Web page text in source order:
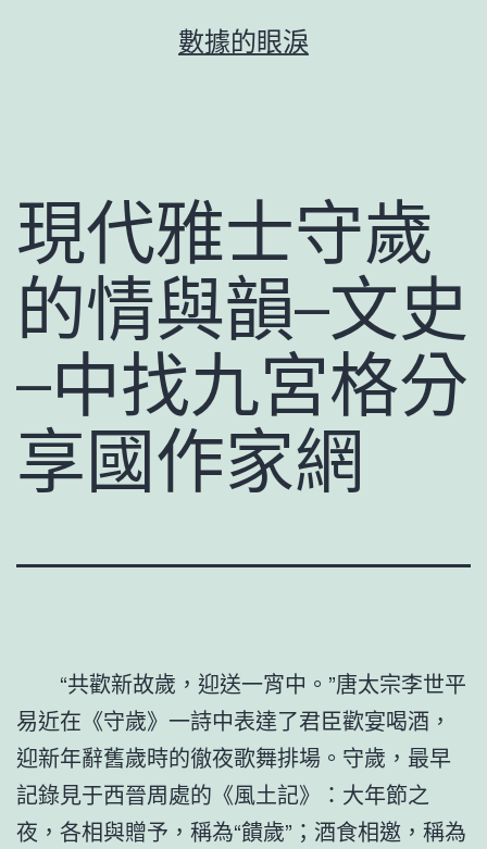
容
數據的眼淚
現代雅士守歲
的情與韻–文史
–中找九宮格分
享國作家網
“共歡新故歲，迎送一宵中。”唐太宗李世平
易近在《守歲》一詩中表達了君臣歡宴喝酒，
迎新年辭舊歲時的徹夜歌舞排場。守歲，最早
記錄見于西晉周處的《風土記》：大年節之
夜，各相與贈予，稱為“饋歲”；酒食相邀，稱為